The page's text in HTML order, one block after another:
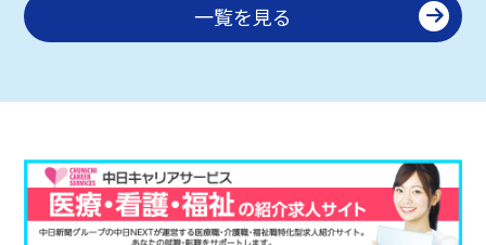
一覧を見る